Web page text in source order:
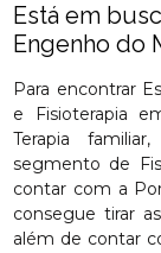
Está em
Engenho do
Para encontrar
e Fisioterapia
Terapia
segmento de
contar com a
consegue tirar
além de contar